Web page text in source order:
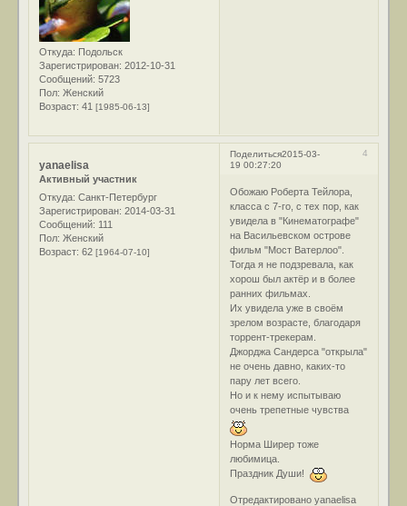
Откуда: Подольск
Зарегистрирован: 2012-10-31
Сообщений: 5723
Пол: Женский
Возраст: 41[1985-06-13]
Поделиться 4
2015-03-
19 00:27:20
yanaelisa
Активный участник
Откуда: Санкт-Петербург
Зарегистрирован: 2014-03-31
Сообщений: 111
Пол: Женский
Возраст: 62[1964-07-10]
Обожаю Роберта Тейлора,
класса с 7-го, с тех пор, как
увидела в "Кинематографе"
на Васильевском острове
фильм "Мост Ватерлоо".
Тогда я не подзревала, как
хорош был актёр и в более
ранних фильмах.
Их увидела уже в своём
зрелом возрасте, благодаря
торрент-трекерам.
Джорджа Сандерса "открыла"
не очень давно, каких-то
пару лет всего.
Но и к нему испытываю
очень трепетные чувства
Норма Ширер тоже
любимица.
Праздник Души!
Отредактировано yanaelisa